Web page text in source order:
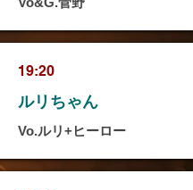
19:20
ルリちゃん
Vo.ルリ+ヒーロー